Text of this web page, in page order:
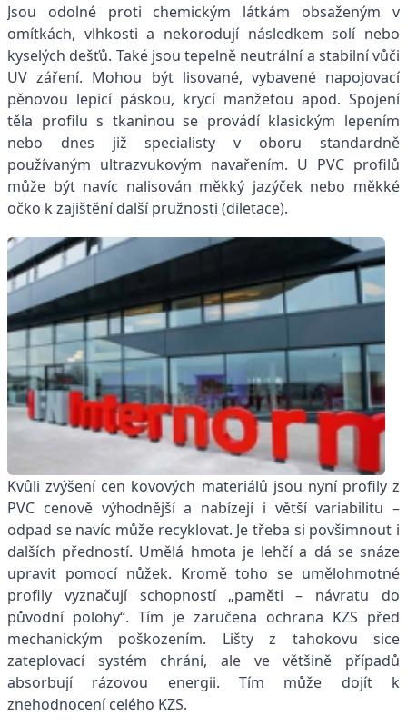
Jsou odolné proti chemickým látkám obsaženým v
omítkách, vlhkosti a nekorodují následkem solí nebo
kyselých dešťů. Také jsou tepelně neutrální a stabilní vůči
UV záření. Mohou být lisované, vybavené napojovací
pěnovou lepicí páskou, krycí manžetou apod. Spojení
těla profilu s tkaninou se provádí klasickým lepením
nebo dnes již specialisty v oboru standardně
používaným ultrazvukovým navařením. U PVC profilů
může být navíc nalisován měkký jazýček nebo měkké
očko k zajištění další pružnosti (diletace).
Kvůli zvýšení cen kovových materiálů jsou nyní profily z
PVC cenově výhodnější a nabízejí i větší variabilitu –
odpad se navíc může recyklovat. Je třeba si povšimnout i
dalších předností. Umělá hmota je lehčí a dá se snáze
upravit pomocí nůžek. Kromě toho se umělohmotné
profily vyznačují schopností „paměti – návratu do
původní polohy“. Tím je zaručena ochrana KZS před
mechanickým poškozením. Lišty z tahokovu sice
zateplovací systém chrání, ale ve většině případů
absorbují rázovou energii. Tím může dojít k
znehodnocení celého KZS.